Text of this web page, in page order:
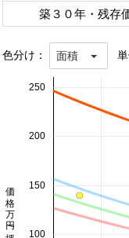
築３０年・残存
色分け： 面積
100
150
200
250
価格 万円/坪